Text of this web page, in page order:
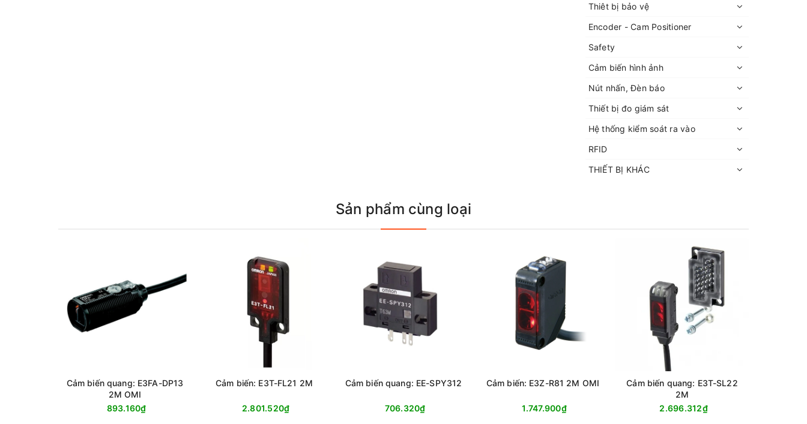
Thiêt bị bảo vệ
Encoder - Cam Positioner
Safety
Cảm biến hình ảnh
Nút nhấn, Đèn báo
Thiết bị đo giám sát
Hệ thống kiểm soát ra vào
RFID
THIẾT BỊ KHÁC
Sản phẩm cùng loại
Cảm biến quang: E3FA-DP13
2M OMI
893.160₫
Cảm biến: E3T-FL21 2M
2.801.520₫
Cảm biến quang: EE-SPY312
706.320₫
Cảm biến: E3Z-R81 2M OMI
1.747.900₫
Cảm biến quang: E3T-SL22
2M
2.696.312₫